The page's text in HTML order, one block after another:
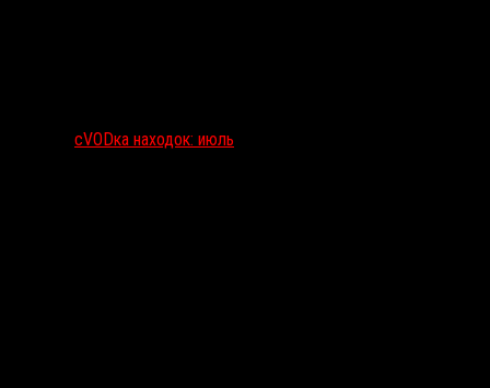
сVODка находок: июль